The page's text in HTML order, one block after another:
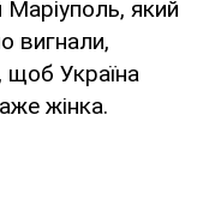
Маріуполь, який
вигнали,
щоб Україна
жінка.